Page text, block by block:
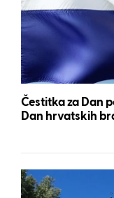
Čestitka za Dan
Dan hrvatskih